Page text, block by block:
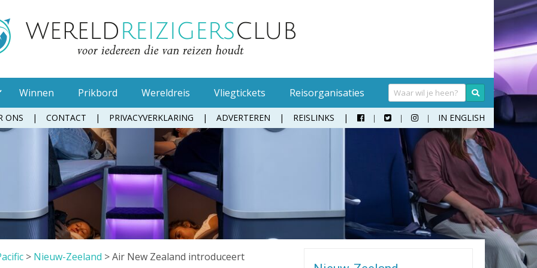
Muggenspray
Oordopjes
Tandenborstel
Toiletpapier
Waterfles
Koffer
Wandelschoenen
Winnen Prikbord Wereldreis Vliegtickets Reisorganisaties
ONS CONTACT PRIVACYVERKLARING ADVERTEREN REISLINKS    IN ENGLISH
> Nieuw-Zeeland >Air New Zealand introduceert